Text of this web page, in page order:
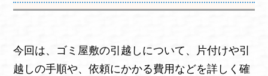
今回は、ゴミ屋敷の引越しについて、片付けや引
越しの手順や、依頼にかかる費用などを詳しく確